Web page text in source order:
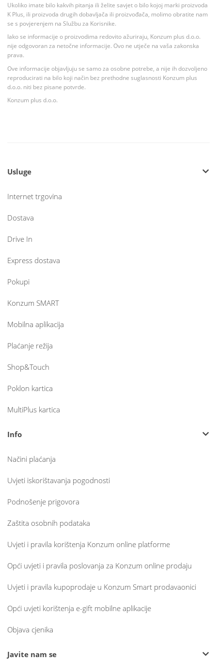
Ukoliko imate bilo kakvih pitanja ili želite savjet o bilo kojoj marki proizvoda
K Plus, ili proizvoda drugih dobavljača ili proizvođača, molimo obratite nam
se s povjerenjem na Službu za Korisnike.
Iako se informacije o proizvodima redovito ažuriraju, Konzum plus d.o.o.
nije odgovoran za netočne informacije. Ovo ne utječe na vaša zakonska
prava.
Ove informacije objavljuju se samo za osobne potrebe, a nije ih dozvoljeno
reproducirati na bilo koji način bez prethodne suglasnosti Konzum plus
d.o.o. niti bez pisane potvrde.
Konzum plus d.o.o.
Usluge
Internet trgovina
Dostava
Drive In
Express dostava
Pokupi
Konzum SMART
Mobilna aplikacija
Plaćanje režija
Shop&Touch
Poklon kartica
MultiPlus kartica
Info
Načini plaćanja
Uvjeti iskorištavanja pogodnosti
Podnošenje prigovora
Zaštita osobnih podataka
Uvjeti i pravila korištenja Konzum online platforme
Opći uvjeti i pravila poslovanja za Konzum online prodaju
Uvjeti i pravila kupoprodaje u Konzum Smart prodavaonici
Opći uvjeti korištenja e-gift mobilne aplikacije
Objava cjenika
Javite nam se